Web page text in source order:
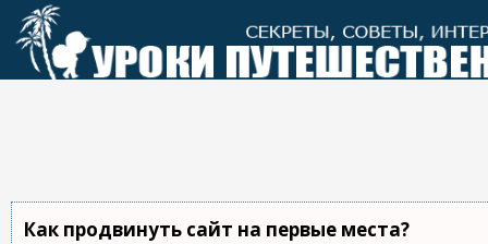
Перейти
контенту
Как продвинуть сайт на первые места?